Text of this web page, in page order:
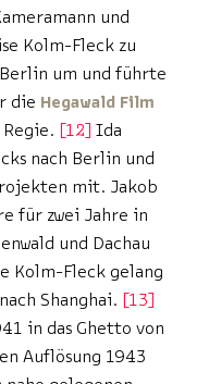
und
Kolm-Fleck zu
um und führte
die Hegawald Film
12
Ida
nach Berlin und
mit. Jakob
für zwei Jahre in
und Dachau
Kolm-Fleck gelang
Shanghai.
13
in das Ghetto von
Auflösung 1943